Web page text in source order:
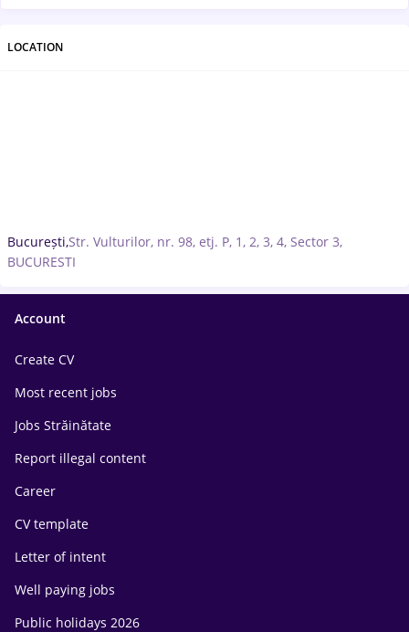
LOCATION
București,Str. Vulturilor, nr. 98, etj. P, 1, 2, 3, 4, Sector 3,
BUCURESTI
Account
Create CV
Most recent jobs
Jobs Străinătate
Report illegal content
Career
CV template
Letter of intent
Well paying jobs
Public holidays 2026